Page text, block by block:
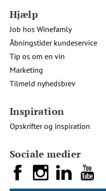
Sociale medier
Hjælp
Job hos Winefamly
Åbningstider kundeservice
Tip os om en vin
Marketing
Tilmeld nyhedsbrev
Inspiration
Opskrifter og inspiration